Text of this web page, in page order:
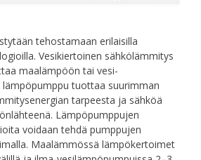
tehostamaan erilaisilla
Vesikiertoinen sähkölämmitys
maalämpöön tai vesi-
tuottaa suurimman
tarpeesta ja sähköä
Lämpöpumppujen
voidaan tehdä pumppujen
Maalämmössä lämpökertoimet